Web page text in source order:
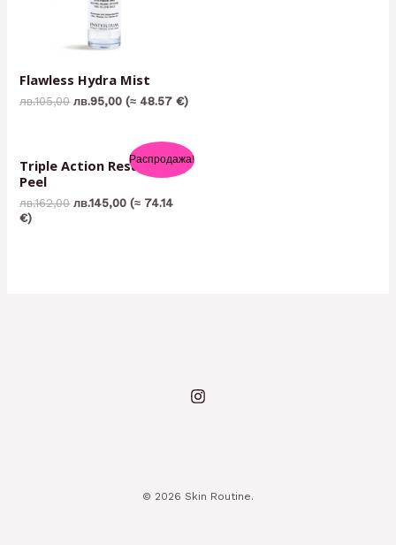
Flawless Hydra Mist
лв.105,00 лв.95,00 (≈ 48.57 €)
Распродажа!
Triple Action Resurfacing
Peel
лв.162,00 лв.145,00 (≈ 74.14
€)
© 2026 Skin Routine.